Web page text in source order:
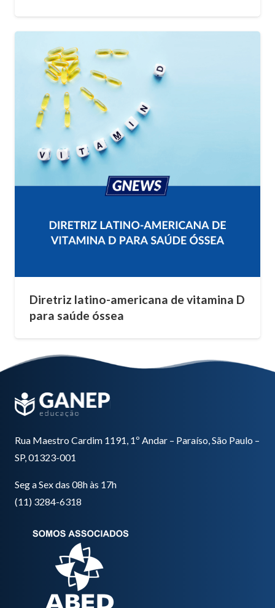
Diretriz latino-americana de vitamina D
para saúde óssea
Rua Maestro Cardim 1191, 1º Andar – Paraíso, São Paulo –
SP, 01323-001
Seg a Sex das 08h às 17h
(11) 3284-6318